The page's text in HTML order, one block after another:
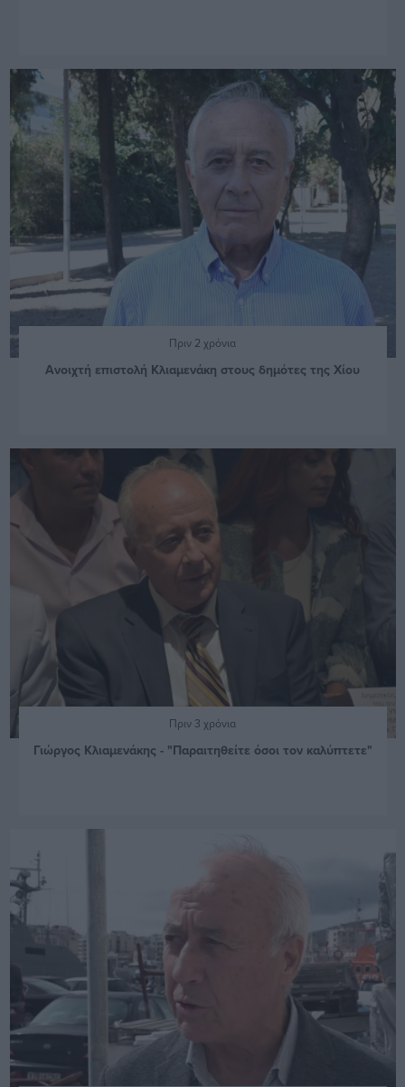
Πριν 2 χρόνια
Ανοιχτή επιστολή Κλιαμενάκη στους δημότες της Χίου
Πριν 3 χρόνια
Γιώργος Κλιαμενάκης - "Παραιτηθείτε όσοι τον καλύπτετε"